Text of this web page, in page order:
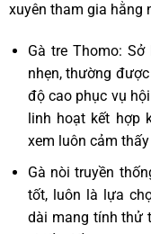
xuyên tham gia hằng
Gà tre Thomo:
nhẹn, thường
độ cao phục vụ
linh hoạt kết hợp
xem luôn cảm
Gà nòi truyền
tốt, luôn là lựa
dài mang tính thử